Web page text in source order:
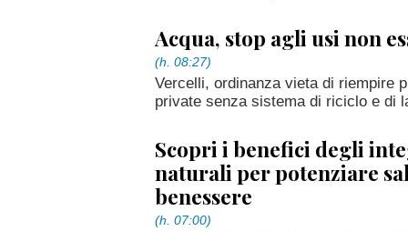
Acqua, stop agli usi non
(h. 08:27)
Vercelli, ordinanza vieta di riempire
private senza sistema di riciclo e di
Scopri i benefici degli
naturali per potenziare
benessere
(h. 07:00)